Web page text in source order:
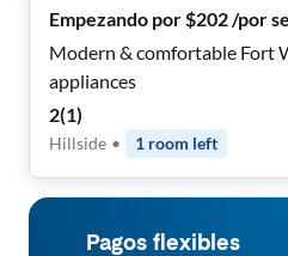
Empezando por $202 /por
Modern & comfortable Fort
appliances
2(1)
Hillside • 1 room left
Pagos flexibles